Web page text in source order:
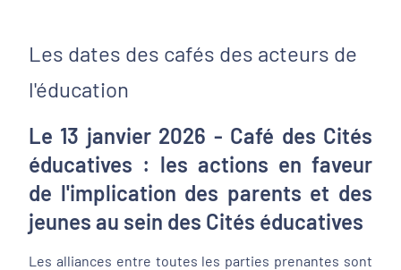
Les dates des cafés des acteurs de
l'éducation
Le 13 janvier 2026 - Café des Cités
éducatives : les actions en faveur
de l'implication des parents et des
jeunes au sein des Cités éducatives
Les alliances entre toutes les parties prenantes sont